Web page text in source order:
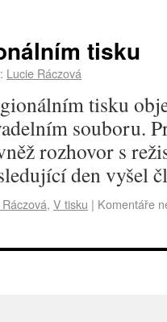
tisku
Lucie Ráczová
tisku
souboru.
rozhovor s
den vyšel
, V tisku | Komentáře